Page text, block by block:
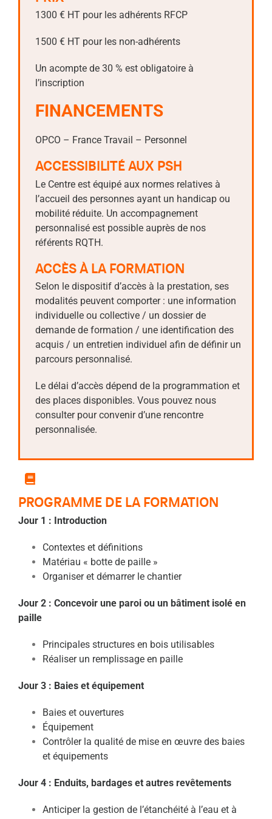
1300 € HT pour les adhérents RFCP
1500 € HT pour les non-adhérents
Un acompte de 30 % est obligatoire à
l’inscription
FINANCEMENTS
OPCO – France Travail – Personnel
ACCESSIBILITÉ AUX PSH
Le Centre est équipé aux normes relatives à
l’accueil des personnes ayant un handicap ou
mobilité réduite. Un accompagnement
personnalisé est possible auprès de nos
référents RQTH.
ACCÈS À LA FORMATION
Selon le dispositif d’accès à la prestation, ses
modalités peuvent comporter : une information
individuelle ou collective / un dossier de
demande de formation / une identification des
acquis / un entretien individuel afin de définir un
parcours personnalisé.
Le délai d’accès dépend de la programmation et
des places disponibles. Vous pouvez nous
consulter pour convenir d’une rencontre
personnalisée.
PROGRAMME DE LA FORMATION
Jour 1 : Introduction
Contextes et définitions
Matériau « botte de paille »
Organiser et démarrer le chantier
Jour 2 : Concevoir une paroi ou un bâtiment isolé en
paille
Principales structures en bois utilisables
Réaliser un remplissage en paille
Jour 3 : Baies et équipement
Baies et ouvertures
Équipement
Contrôler la qualité de mise en œuvre des baies
et équipements
Jour 4 : Enduits, bardages et autres revêtements
Anticiper la gestion de l’étanchéité à l’eau et à